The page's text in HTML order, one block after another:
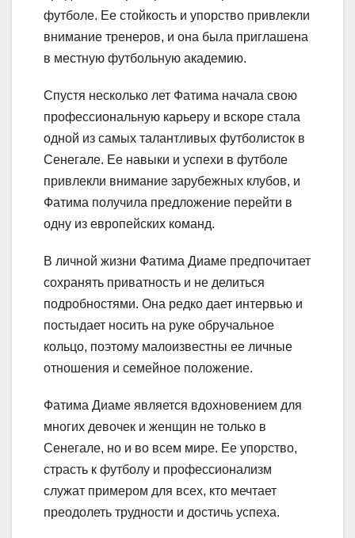
футболе. Ее стойкость и упорство привлекли
внимание тренеров, и она была приглашена
в местную футбольную академию.
Спустя несколько лет Фатима начала свою
профессиональную карьеру и вскоре стала
одной из самых талантливых футболисток в
Сенегале. Ее навыки и успехи в футболе
привлекли внимание зарубежных клубов, и
Фатима получила предложение перейти в
одну из европейских команд.
В личной жизни Фатима Диаме предпочитает
сохранять приватность и не делиться
подробностями. Она редко дает интервью и
постыдает носить на руке обручальное
кольцо, поэтому малоизвестны ее личные
отношения и семейное положение.
Фатима Диаме является вдохновением для
многих девочек и женщин не только в
Сенегале, но и во всем мире. Ее упорство,
страсть к футболу и профессионализм
служат примером для всех, кто мечтает
преодолеть трудности и достичь успеха.